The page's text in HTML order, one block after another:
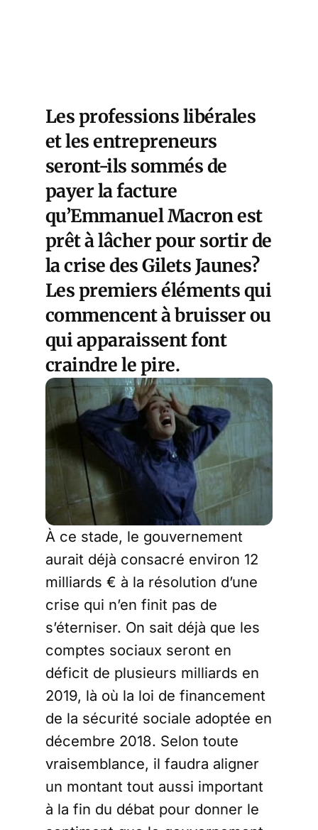
Les professions libérales
et les entrepreneurs
seront-ils sommés de
payer la facture
qu’Emmanuel Macron est
prêt à lâcher pour sortir de
la crise des Gilets Jaunes?
Les premiers éléments qui
commencent à bruisser ou
qui apparaissent font
craindre le pire.
À ce stade, le gouvernement
aurait déjà consacré environ 12
milliards € à la résolution d’une
crise qui n’en finit pas de
s’éterniser. On sait déjà que les
comptes sociaux seront en
déficit de plusieurs milliards en
2019, là où la loi de financement
de la sécurité sociale adoptée en
décembre 2018. Selon toute
vraisemblance, il faudra aligner
un montant tout aussi important
à la fin du débat pour donner le